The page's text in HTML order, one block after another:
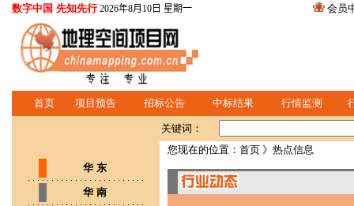
数字中国 先知先行 2026年8月10日 星期一 会员
首页 项目预告 招标公告 中标结果 行情监测
关键词：
华 东
华 南
您现在的位置： 首页 》热点信息